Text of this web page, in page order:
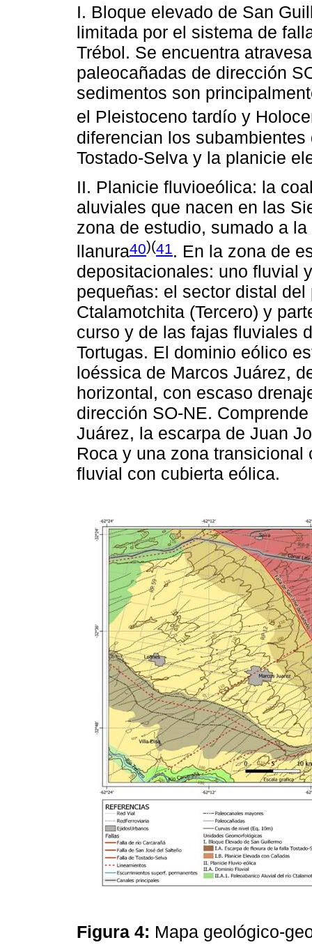
I. Bloque elevado de San
limitada por el sistema de
Trébol. Se encuentra
paleocañadas de dirección
sedimentos son
el Pleistoceno tardío y
diferencian los
Tostado-Selva y la planicie
II. Planicie fluvioeólica: la
aluviales que nacen en las
zona de estudio, sumado a
llanura40)(41. En la zona de
depositacionales: uno fluvial
pequeñas: el sector distal
Ctalamotchita (Tercero) y
curso y de las fajas fluviales
Tortugas. El dominio eólico
loéssica de Marcos Juárez,
horizontal, con escaso
dirección SO-NE.
Juárez, la escarpa de Juan
Roca y una zona
fluvial con cubierta eólica.
Figura 4: Mapa geológico-